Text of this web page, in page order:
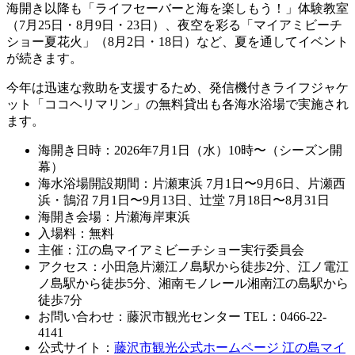
海開き以降も「ライフセーバーと海を楽しもう！」体験教室
（7月25日・8月9日・23日）、夜空を彩る「マイアミビーチ
ショー夏花火」（8月2日・18日）など、夏を通してイベント
が続きます。
今年は迅速な救助を支援するため、発信機付きライフジャケ
ット「ココヘリマリン」の無料貸出も各海水浴場で実施され
ます。
海開き日時：2026年7月1日（水）10時〜（シーズン開
幕）
海水浴場開設期間：片瀬東浜 7月1日〜9月6日、片瀬西
浜・鵠沼 7月1日〜9月13日、辻堂 7月18日〜8月31日
海開き会場：片瀬海岸東浜
入場料：無料
主催：江の島マイアミビーチショー実行委員会
アクセス：小田急片瀬江ノ島駅から徒歩2分、江ノ電江
ノ島駅から徒歩5分、湘南モノレール湘南江の島駅から
徒歩7分
お問い合わせ：藤沢市観光センター TEL：0466-22-
4141
公式サイト： 藤沢市観光公式ホームページ 江の島マイ